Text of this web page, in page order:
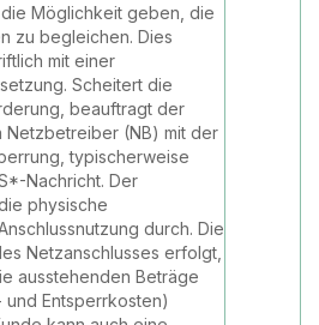
Möglichkeit geben, die
zu begleichen. Dies
mit einer
Scheitert die
beauftragt der
Netzbetreiber (NB) mit der
typischerweise
Nachricht. Der
physische
durch. Die
Netzanschlusses erfolgt,
ausstehenden Beträge
Entsperrkosten)